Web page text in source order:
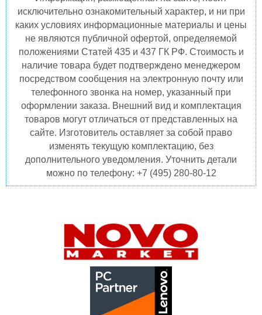
исключительно ознакомительный характер, и ни при
каких условиях информационные материалы и цены
не являются публичной офертой, определяемой
положениями Статей 435 и 437 ГК РФ. Стоимость и
наличие товара будет подтверждено менеджером
посредством сообщения на электронную почту или
телефонного звонка на номер, указанный при
оформлении заказа. Внешний вид и комплектация
товаров могут отличаться от представленных на
сайте. Изготовитель оставляет за собой право
изменять текущую комплектацию, без
дополнительного уведомления. Уточнить детали
можно по телефону: +7 (495) 280-80-12